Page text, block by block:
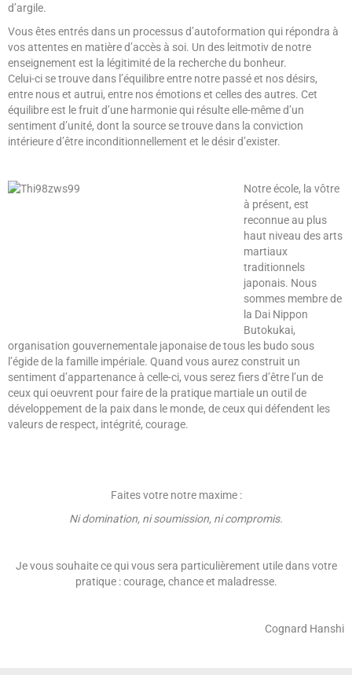
d’argile.
Vous êtes entrés dans un processus d’autoformation qui répondra à
vos attentes en matière d’accès à soi. Un des leitmotiv de notre
enseignement est la légitimité de la recherche du bonheur.
Celui-ci se trouve dans l’équilibre entre notre passé et nos désirs,
entre nous et autrui, entre nos émotions et celles des autres. Cet
équilibre est le fruit d’une harmonie qui résulte elle-même d’un
sentiment d’unité, dont la source se trouve dans la conviction
intérieure d’être inconditionnellement et le désir d’exister.
Notre école, la vôtre
à présent, est
reconnue au plus
haut niveau des arts
martiaux
traditionnels
japonais. Nous
sommes membre de
la Dai Nippon
Butokukai,
organisation gouvernementale japonaise de tous les budo sous
l’égide de la famille impériale. Quand vous aurez construit un
sentiment d’appartenance à celle-ci, vous serez fiers d’être l’un de
ceux qui oeuvrent pour faire de la pratique martiale un outil de
développement de la paix dans le monde, de ceux qui défendent les
valeurs de respect, intégrité, courage.
Faites votre notre maxime :
Ni domination, ni soumission, ni compromis.
Je vous souhaite ce qui vous sera particulièrement utile dans votre
pratique : courage, chance et maladresse.
Cognard Hanshi